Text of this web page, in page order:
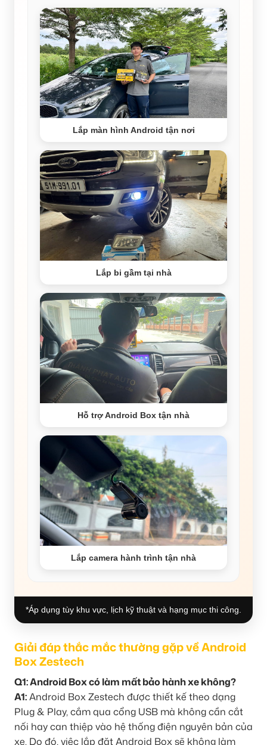
Lắp màn hình Android tận nơi
Lắp bi gầm tại nhà
Hỗ trợ Android Box tận nhà
Lắp camera hành trình tận nhà
*Áp dụng tùy khu vực, lịch kỹ thuật và hạng mục thi công.
Giải đáp thắc mắc thường gặp về Android
Box Zestech
Q1: Android Box có làm mất bảo hành xe không?
A1:Android Box Zestech được thiết kế theo dạng
Plug & Play, cắm qua cổng USB mà không cần cắt
nối hay can thiệp vào hệ thống điện nguyên bản của
xe. Do đó, việc lắp đặt Android Box sẽ không làm